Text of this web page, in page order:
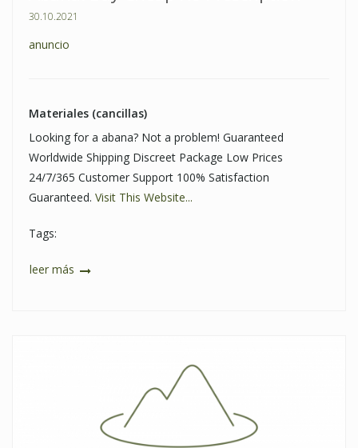
30.10.2021
anuncio
Materiales (cancillas)
Looking for a abana? Not a problem! Guaranteed
Worldwide Shipping Discreet Package Low Prices
24/7/365 Customer Support 100% Satisfaction
Guaranteed. Visit This Website...
Tags:
leer más